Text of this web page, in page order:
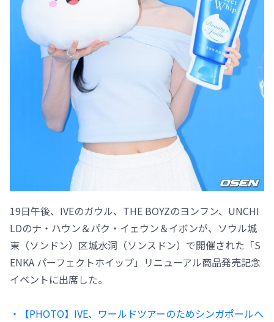
19日午後、IVEのガウル、THE BOYZのヨンフン、UNCHI
LDのナ・ハウン＆パク・イェウン＆イボンが、ソウル城
東（ソンドン）区城水洞（ソンスドン）で開催された「S
ENKA パーフェクトホイップ」リニューアル商品発売記念
イベントに出席した。
・【PHOTO】IVE、ワールドツアーのためシンガポールへ